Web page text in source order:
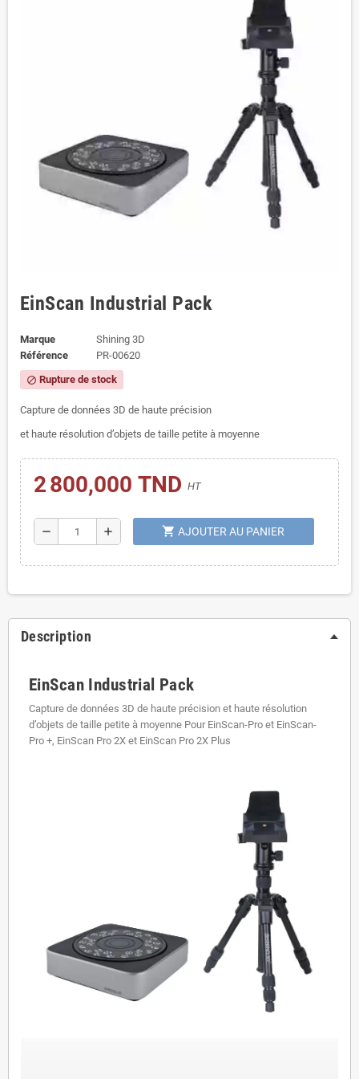
EinScan Industrial Pack
Marque
Shining 3D
Référence
PR-00620
block Rupture de stock
Capture de données 3D de haute précision
et haute résolution d’objets de taille petite à moyenne
2 800,000 TND HT
remove add shopping_cart AJOUTER AU PANIER
Description
EinScan Industrial Pack
Capture de données 3D de haute précision et haute résolution
d’objets de taille petite à moyenne Pour EinScan-Pro et EinScan-
Pro +, EinScan Pro 2X et EinScan Pro 2X Plus